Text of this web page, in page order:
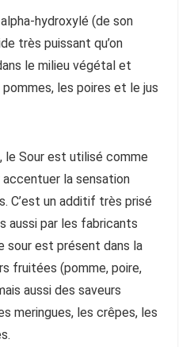
hydroxylé (de son
très puissant qu’on
le milieu végétal et
les poires et le jus
le Sour est utilisé comme
la sensation
C’est un additif très prisé
aussi par les fabricants
sour est présent dans la
fruitées (pomme, poire,
aussi des saveurs
meringues, les crêpes, les